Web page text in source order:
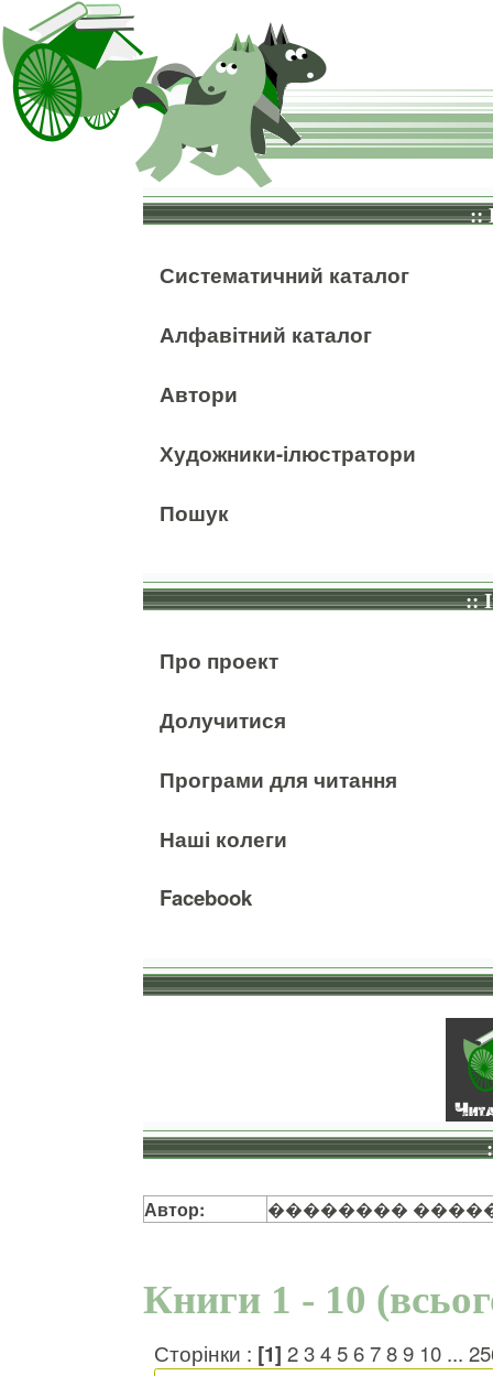
::
Систематичний каталог
Алфавітний каталог
Автори
Художники-ілюстратори
Пошук
::
Про проект
Долучитися
Програми для читання
Наші колеги
Facebook
Автор: ��������
Книги 1 - 10
Сторінки : [1] 23456789 10 ...